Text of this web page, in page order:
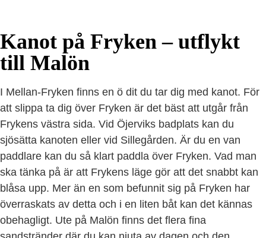
Kanot på Fryken – utflykt
till Malön
I Mellan-Fryken finns en ö dit du tar dig med kanot. För
att slippa ta dig över Fryken är det bäst att utgår från
Frykens västra sida. Vid Öjerviks badplats kan du
sjösätta kanoten eller vid Sillegården. Är du en van
paddlare kan du så klart paddla över Fryken. Vad man
ska tänka på är att Frykens läge gör att det snabbt kan
blåsa upp. Mer än en som befunnit sig på Fryken har
överraskats av detta och i en liten båt kan det kännas
obehagligt. Ute på Malön finns det flera fina